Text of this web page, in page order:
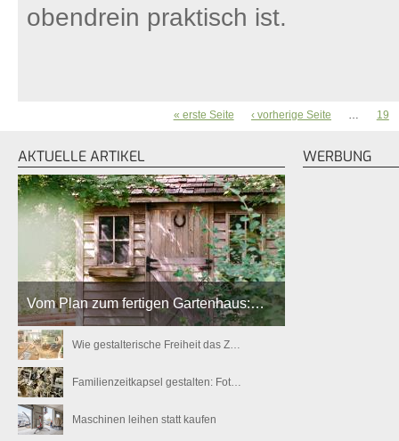
obendrein praktisch ist.
« erste Seite ‹ vorherige Seite … 19
AKTUELLE ARTIKEL
Vom Plan zum fertigen Gartenhaus:…
Wie gestalterische Freiheit das Z…
Familienzeitkapsel gestalten: Fot…
Maschinen leihen statt kaufen
WERBUNG